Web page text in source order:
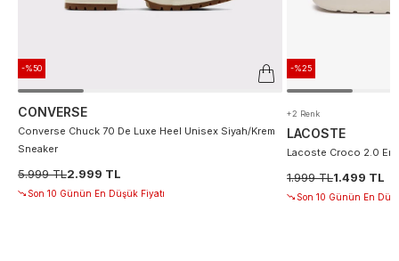
-%50
CONVERSE
Converse Chuck 70 De Luxe Heel Unisex Siyah/Krem
Sneaker
5.999 TL2.999 TL
Son 10 Günün En Düşük Fiyatı
-%25
+2 Renk
LACOSTE
Lacoste Croco 2.0
1.999 TL1.499 TL
Son 10 Günün En